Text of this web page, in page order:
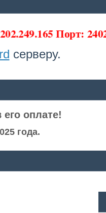
Порт: 2402
серверу.
оплате!
года.